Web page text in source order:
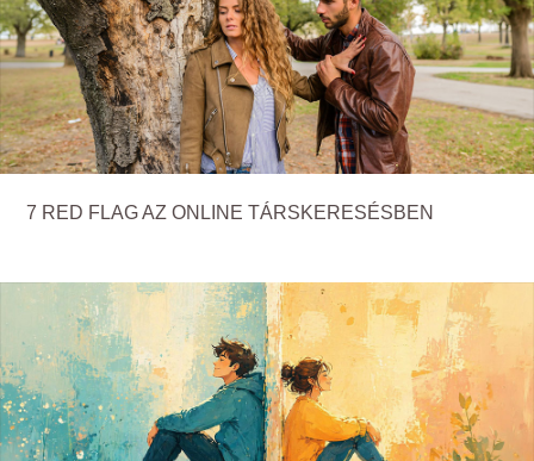
7 RED FLAG AZ ONLINE TÁRSKERESÉSBEN